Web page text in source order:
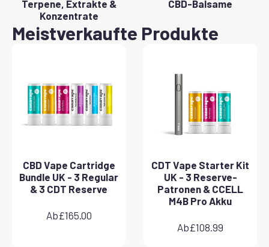
Terpene, Extrakte &
Konzentrate
CBD-Balsame
Meistverkaufte Produkte
CBD Vape Cartridge
Bundle UK - 3 Regular
& 3 CDT Reserve
Ab£165.00
CDT Vape Starter Kit
UK - 3 Reserve-
Patronen & CCELL
M4B Pro Akku
Ab£108.99